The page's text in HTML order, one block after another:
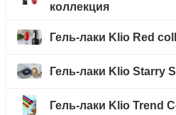
коллекция
Гель-лаки Klio Red
Гель-лаки Klio Starry
Гель-лаки Klio Trend